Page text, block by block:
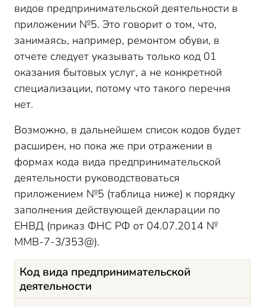
видов предпринимательской деятельности в
приложении №5. Это говорит о том, что,
занимаясь, например, ремонтом обуви, в
отчете следует указывать только код 01
оказания бытовых услуг, а не конкретной
специализации, потому что такого перечня
нет.
Возможно, в дальнейшем список кодов будет
расширен, но пока же при отражении в
формах кода вида предпринимательской
деятельности руководствоваться
приложением №5 (таблица ниже) к порядку
заполнения действующей декларации по
ЕНВД (приказ ФНС РФ от 04.07.2014 №
ММВ-7-3/353@).
Код вида предпринимательской
деятельности